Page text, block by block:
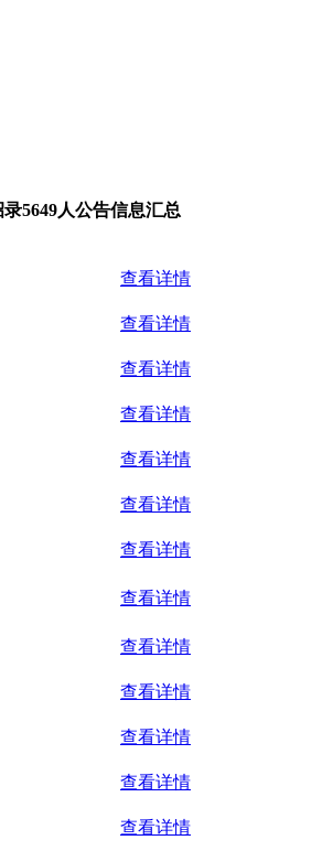
5649人公告信息汇总
查看详情
查看详情
查看详情
查看详情
查看详情
查看详情
查看详情
查看详情
查看详情
查看详情
查看详情
查看详情
查看详情